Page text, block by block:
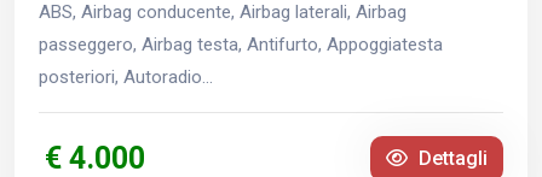
ABS, Airbag conducente, Airbag laterali, Airbag
passeggero, Airbag testa, Antifurto, Appoggiatesta
posteriori, Autoradio...
€ 4.000 Dettagli